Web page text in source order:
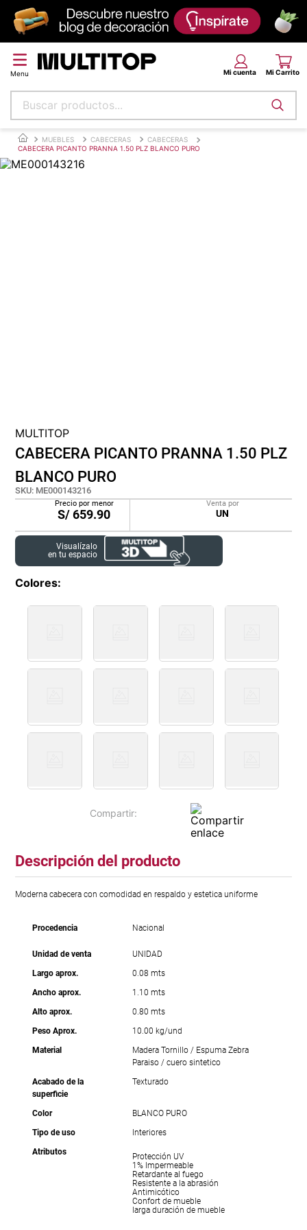
Buscar productos...
MUEBLES CABECERAS
CABECERAS
CABECERA PICANTO PRANNA 1.50 PLZ BLANCO PURO
MULTITOP
CABECERA PICANTO PRANNA 1.50 PLZ
BLANCO PURO
SKU: ME000143216
Precio por menor
S/659.90
Venta por
UN
Visualízalo
en tu espacio
Colores
Descripción del producto
Moderna cabecera con comodidad en respaldo y estetica uniforme
Procedencia Nacional
Unidad de venta
UNIDAD
Largo aprox.
0.08 mts
Ancho aprox.
1.10 mts
Alto aprox.
0.80 mts
Peso Aprox.
10.00 kg/und
Material
Madera Tornillo / Espuma Zebra
Paraiso / cuero sintetico
Acabado de la
superficie
Texturado
Color
BLANCO PURO
Tipo de uso
Interiores
Atributos
Protección UV
1% Impermeable
Retardante al fuego
Resistente a la abrasión
Antimicótico
Confort de mueble
larga duración de mueble
Términos más buscados
papel tapiz